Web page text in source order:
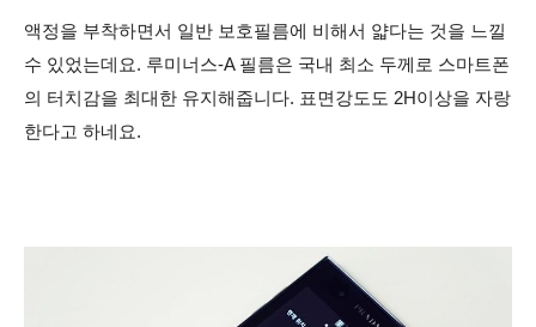
액정을 부착하면서 일반 보호필름에 비해서 얇다는 것을 느낄
수 있었는데요. 루미너스-A 필름은 국내 최소 두께로 스마트폰
의 터치감을 최대한 유지해줍니다. 표면강도도 2H이상을 자랑
한다고 하네요.